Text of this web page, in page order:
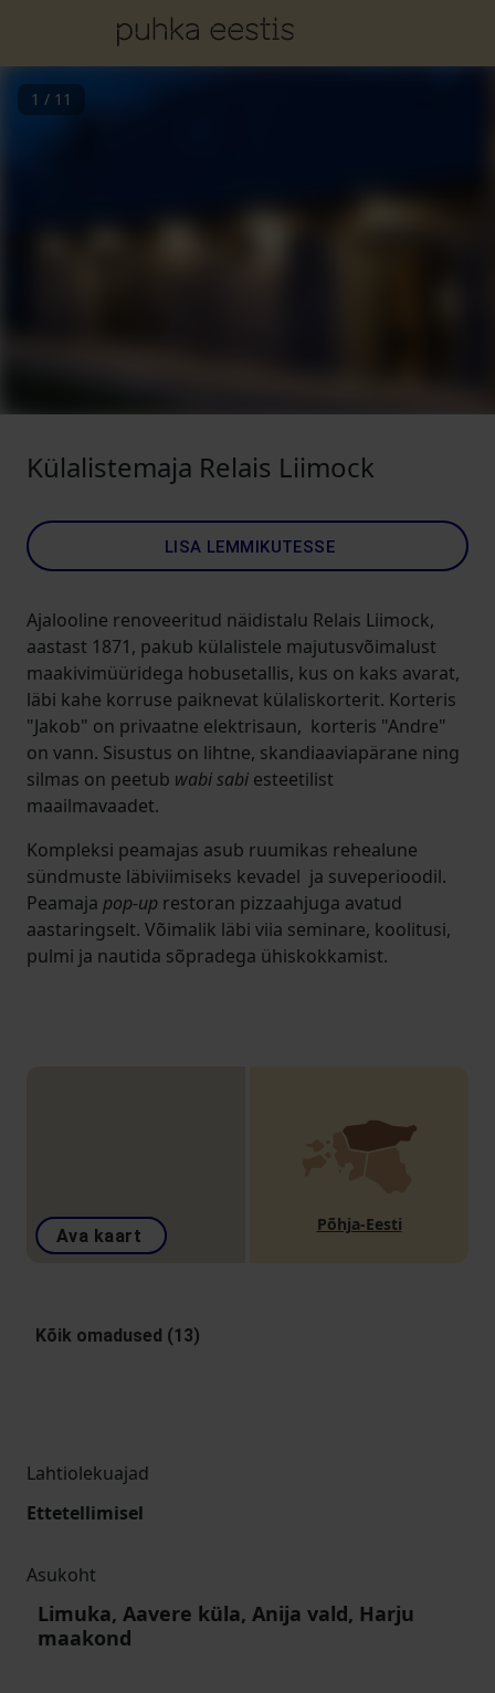
1 / 11
Külalistemaja Relais Liimock
LISA LEMMIKUTESSE
Ajalooline renoveeritud näidistalu Relais Liimock,
aastast 1871, pakub külalistele majutusvõimalust
maakivimüüridega hobusetallis, kus on kaks avarat,
läbi kahe korruse paiknevat külaliskorterit. Korteris
"Jakob" on privaatne elektrisaun, korteris "Andre"
on vann. Sisustus on lihtne, skandiaaviapärane ning
silmas on peetub wabi sabi esteetilist
maailmavaadet.
Kompleksi peamajas asub ruumikas rehealune
sündmuste läbiviimiseks kevadel ja suveperioodil.
Peamaja pop-up restoran pizzaahjuga avatud
aastaringselt. Võimalik läbi viia seminare, koolitusi,
pulmi ja nautida sõpradega ühiskokkamist.
Ava kaart
Põhja-Eesti
Kõik omadused (13)
Lahtiolekuajad
Ettetellimisel
Asukoht
Limuka, Aavere küla, Anija vald, Harju
maakond